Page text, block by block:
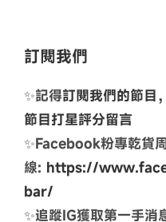
訂閱我們
✨記得訂閱我們的節
節目打星評分留言
✨Facebook粉專乾貨
線: https://
bar/
✨追蹤IG獲取第一手消